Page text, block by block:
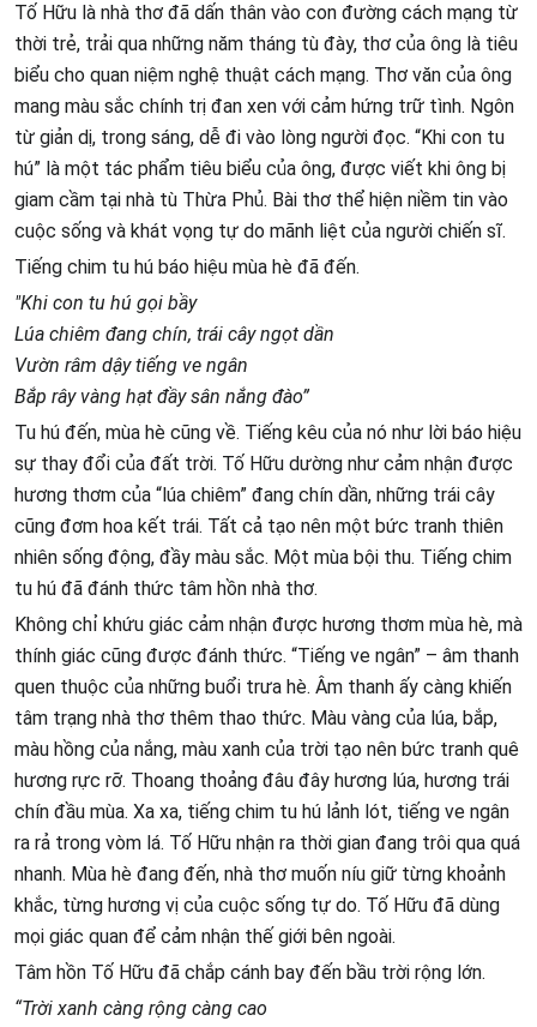
Tố Hữu là nhà thơ đã dấn thân vào con đường cách mạng từ
thời trẻ, trải qua những năm tháng tù đày, thơ của ông là tiêu
biểu cho quan niệm nghệ thuật cách mạng. Thơ văn của ông
mang màu sắc chính trị đan xen với cảm hứng trữ tình. Ngôn
từ giản dị, trong sáng, dễ đi vào lòng người đọc. “Khi con tu
hú” là một tác phẩm tiêu biểu của ông, được viết khi ông bị
giam cầm tại nhà tù Thừa Phủ. Bài thơ thể hiện niềm tin vào
cuộc sống và khát vọng tự do mãnh liệt của người chiến sĩ.
Tiếng chim tu hú báo hiệu mùa hè đã đến.
"Khi con tu hú gọi bầy
Lúa chiêm đang chín, trái cây ngọt dần
Vườn râm dậy tiếng ve ngân
Bắp rây vàng hạt đầy sân nắng đào”
Tu hú đến, mùa hè cũng về. Tiếng kêu của nó như lời báo hiệu
sự thay đổi của đất trời. Tố Hữu dường như cảm nhận được
hương thơm của “lúa chiêm” đang chín dần, những trái cây
cũng đơm hoa kết trái. Tất cả tạo nên một bức tranh thiên
nhiên sống động, đầy màu sắc. Một mùa bội thu. Tiếng chim
tu hú đã đánh thức tâm hồn nhà thơ.
Không chỉ khứu giác cảm nhận được hương thơm mùa hè, mà
thính giác cũng được đánh thức. “Tiếng ve ngân” – âm thanh
quen thuộc của những buổi trưa hè. Âm thanh ấy càng khiến
tâm trạng nhà thơ thêm thao thức. Màu vàng của lúa, bắp,
màu hồng của nắng, màu xanh của trời tạo nên bức tranh quê
hương rực rỡ. Thoang thoảng đâu đây hương lúa, hương trái
chín đầu mùa. Xa xa, tiếng chim tu hú lảnh lót, tiếng ve ngân
ra rả trong vòm lá. Tố Hữu nhận ra thời gian đang trôi qua quá
nhanh. Mùa hè đang đến, nhà thơ muốn níu giữ từng khoảnh
khắc, từng hương vị của cuộc sống tự do. Tố Hữu đã dùng
mọi giác quan để cảm nhận thế giới bên ngoài.
Tâm hồn Tố Hữu đã chắp cánh bay đến bầu trời rộng lớn.
“Trời xanh càng rộng càng cao